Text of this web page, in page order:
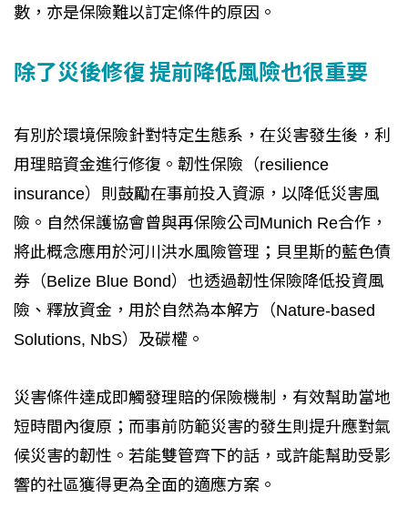
數，亦是保險難以訂定條件的原因。
除了災後修復 提前降低風險也很重要
有別於環境保險針對特定生態系，在災害發生後，利
用理賠資金進行修復。韌性保險（resilience
insurance）則鼓勵在事前投入資源，以降低災害風
險。自然保護協會曾與再保險公司Munich Re合作，
將此概念應用於河川洪水風險管理；貝里斯的藍色債
券（Belize Blue Bond）也透過韌性保險降低投資風
險、釋放資金，用於自然為本解方（Nature-based
Solutions, NbS）及碳權。
災害條件達成即觸發理賠的保險機制，有效幫助當地
短時間內復原；而事前防範災害的發生則提升應對氣
候災害的韌性。若能雙管齊下的話，或許能幫助受影
響的社區獲得更為全面的適應方案。